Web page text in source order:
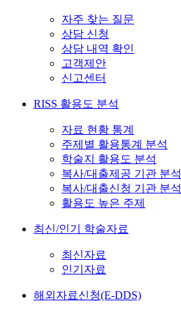
자주 찾는 질문
상담 신청
상담 내역 확인
고객제안
신고센터
RISS 활용도 분석
자료 현황 통계
주제별 활용통계 분석
학술지 활용도 분석
복사/대출제공 기관 분석
복사/대출신청 기관 분석
활용도 높은 주제
최신/인기 학술자료
최신자료
인기자료
해외자료신청(E-DDS)